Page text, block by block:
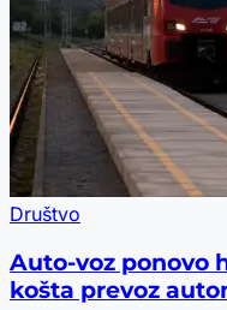
Društvo
Auto-voz ponovo
košta prevoz